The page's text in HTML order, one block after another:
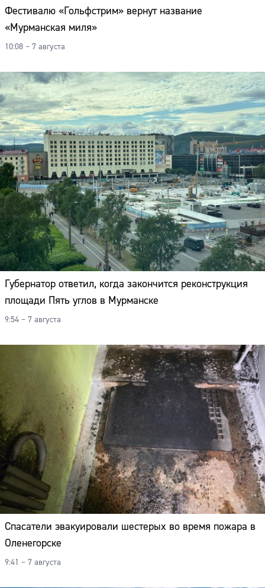
Фестивалю «Гольфстрим» вернут название
«Мурманская миля»
10:08 – 7 августа
Губернатор ответил, когда закончится реконструкция
площади Пять углов в Мурманске
9:54 – 7 августа
Спасатели эвакуировали шестерых во время пожара в
Оленегорске
9:41 – 7 августа
Адрес: